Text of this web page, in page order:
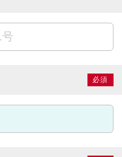
必須